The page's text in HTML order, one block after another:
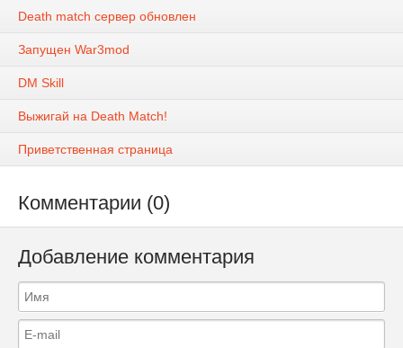
Death match сервер обновлен
Запущен War3mod
DM Skill
Выжигай на Death Match!
Приветственная страница
Комментарии (0)
Добавление комментария